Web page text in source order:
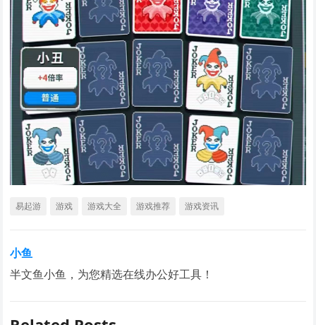
易起游 游戏 游戏大全 游戏推荐 游戏资讯
小鱼
半文鱼小鱼，为您精选在线办公好工具！